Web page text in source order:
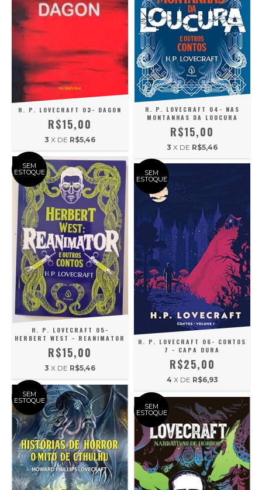
H. P. LOVECRAFT 03- DAGON
R$15,00
3 X DE R$5,46
H. P. LOVECRAFT 04- NAS
MONTANHAS DA LOUCURA
R$15,00
3 X DE R$5,46
SEM
ESTOQUE
H. P. LOVECRAFT 05-
HERBERT WEST - REANIMATOR
R$15,00
3 X DE R$5,46
SEM
ESTOQUE
H. P. LOVECRAFT 06- CONTOS
7 - CAPA DURA
R$25,00
4 X DE R$6,93
SEM
ESTOQUE
SEM
ESTOQUE